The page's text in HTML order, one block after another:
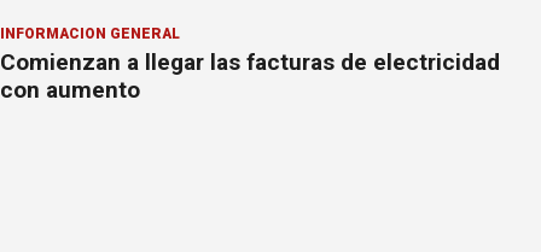
INFORMACION GENERAL
Comienzan a llegar las facturas de electricidad
con aumento